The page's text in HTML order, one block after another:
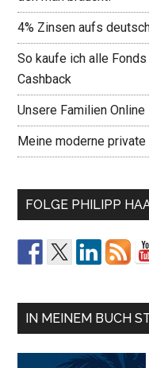
4% Zinsen aufs
So kaufe ich alle
Cashback
Unsere Familien Online
Meine moderne
FOLGE PHILIPP
IN MEINEM BUCH